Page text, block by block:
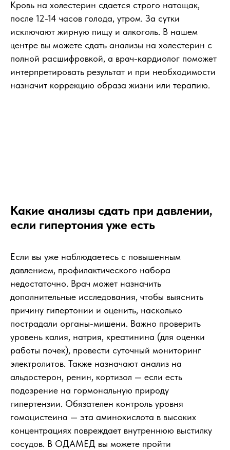
Кровь на холестерин сдается строго натощак,
после 12-14 часов голода, утром. За сутки
исключают жирную пищу и алкоголь. В нашем
центре вы можете сдать анализы на холестерин с
полной расшифровкой, а врач-кардиолог поможет
интерпретировать результат и при необходимости
назначит коррекцию образа жизни или терапию.
Какие анализы сдать при давлении,
если гипертония уже есть
Если вы уже наблюдаетесь с повышенным
давлением, профилактического набора
недостаточно. Врач может назначить
дополнительные исследования, чтобы выяснить
причину гипертонии и оценить, насколько
пострадали органы-мишени. Важно проверить
уровень калия, натрия, креатинина (для оценки
работы почек), провести суточный мониторинг
электролитов. Также назначают анализ на
альдостерон, ренин, кортизол — если есть
подозрение на гормональную природу
гипертензии. Обязателен контроль уровня
гомоцистеина — эта аминокислота в высоких
концентрациях повреждает внутреннюю выстилку
сосудов. В ОДАМЕД вы можете пройти